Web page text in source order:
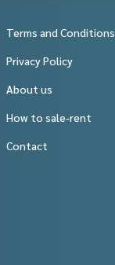
Terms and Conditions
Privacy Policy
About us
How to sale-rent
Contact